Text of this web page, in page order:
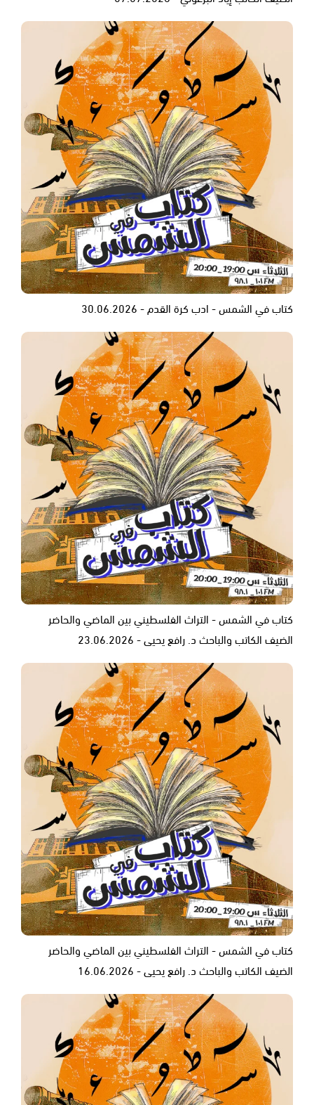
كتاب في الشمس - ادب كرة القدم - 30.06.2026
كتاب في الشمس - التراث الفلسطيني بين الماضي والحاضر
الضيف الكاتب والباحث د. رافع يحيى - 23.06.2026
كتاب في الشمس - التراث الفلسطيني بين الماضي والحاضر
الضيف الكاتب والباحث د. رافع يحيى - 16.06.2026